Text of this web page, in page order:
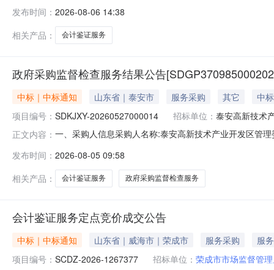
六、成交情况：标包采购内容供应商名称采购数量成交
无八
发布时间： 2026-08-06 14:38
相关产品：
会计鉴证服务
政府采购监督检查服务结果公告
中标｜中标通知 山东省｜泰安市 服务采购 其它
中
项目编号： SDKJXY-20260527000014 招标单位： 泰安高新技术
正文内容： 一、采购人信息采购人名称:泰安高新技术产业开发区管
项目编号:SDKJXY-20260527000014框架协议合同授予
发布时间： 2026-08-05 09:58
相关产品：
会计鉴证服务 政府采购监督检查服务
会计鉴证服务定点竞价成交公告
中标｜中标通知 山东省｜威海市｜荣成市 服务采购
服务
项目编号： SCDZ-2026-1267377 招标单位： 荣成市市场监督管